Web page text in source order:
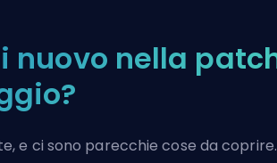
nuovo nella
e ci sono parecchie cose da coprire.